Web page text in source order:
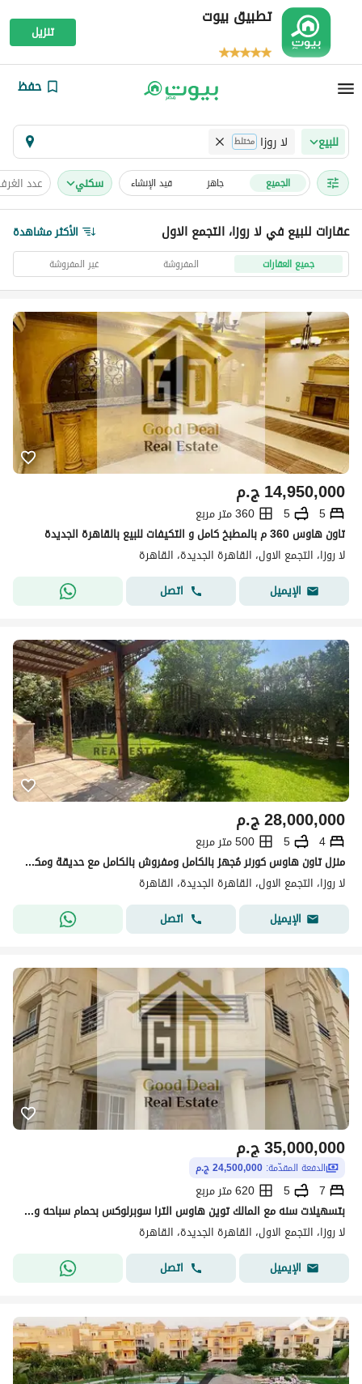
تطبيق بيوت
تنزيل
حفظ
للبيع لا روزا مختلط
الجميع جاهز قيد الإنشاء سكني عدد
عقارات للبيع في لا روزا، التجمع الاول الأكثر مشاهدة
جميع العقارات المفروشة غير المفروشة
ج.م14,950,000
5
5
360 متر مربع
تاون هاوس 360 م بالمطبخ كامل و التكيفات للبيع بالقاهرة الجديدة
لا روزا، التجمع الاول، القاهرة الجديدة، القاهرة
الإيميل
اتصل
ج.م28,000,000
4
5
500 متر مربع
منزل تاون هاوس كورنر مُجهز بالكامل ومفروش بالكامل مع حديقة ومكيفات للبيع في لا روزاجاهز للتسليم الفوري La Rosa New Cairo
لا روزا، التجمع الاول، القاهرة الجديدة، القاهرة
الإيميل
اتصل
ج.م35,000,000
الدفعة المقدّمة: 24,500,000 ج.م
7
5
620 متر مربع
بتسهيلات سنه مع المالك توين هاوس الترا سوبرلوكس بحمام سباحه و اسانسير
لا روزا، التجمع الاول، القاهرة الجديدة، القاهرة
الإيميل
اتصل